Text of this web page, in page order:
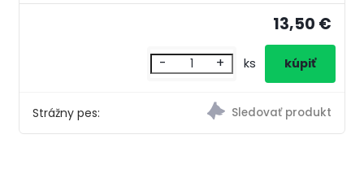
13,50 €
Strážny pes:
- + ks